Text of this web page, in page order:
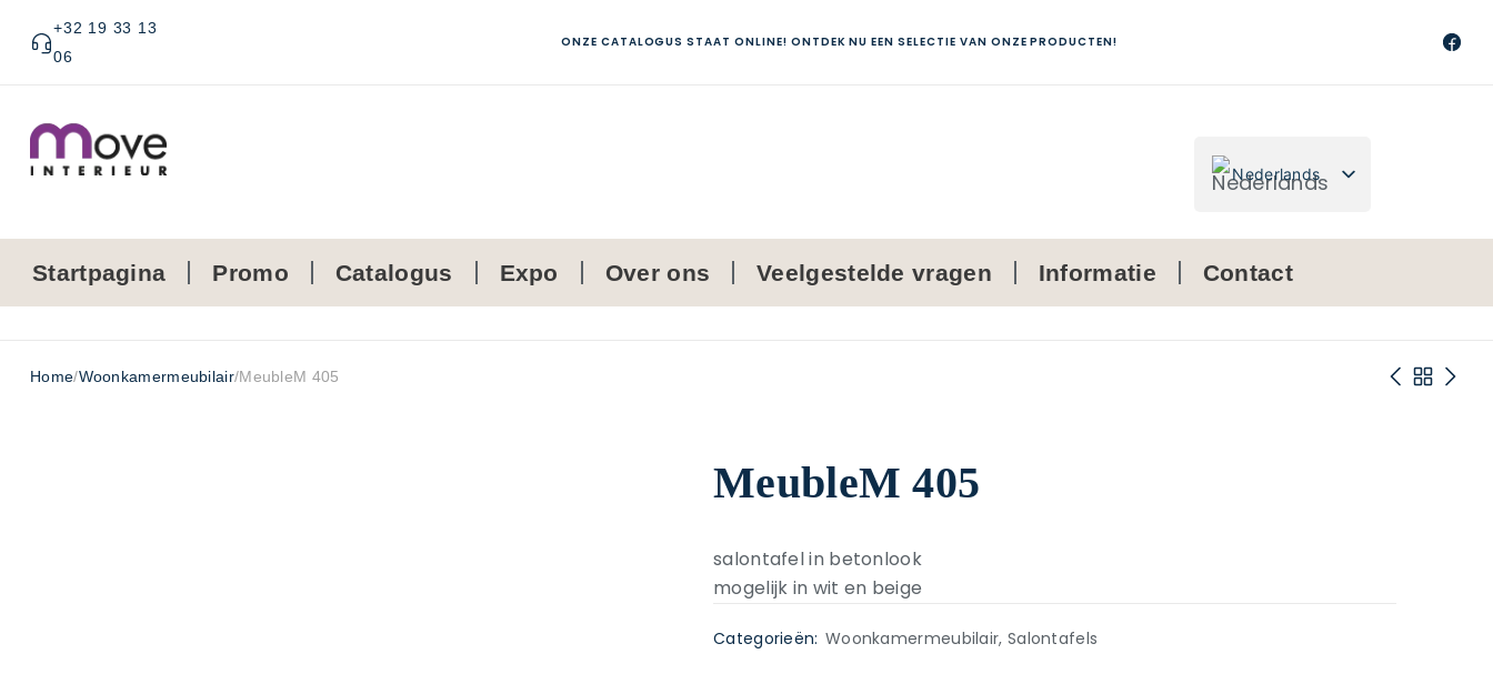
+32 19 33 13
06
ONZE CATALOGUS STAAT ONLINE! ONTDEK NU EEN SELECTIE VAN ONZE PRODUCTEN!
Nederlands
Startpagina Promo Catalogus Expo Over ons Veelgestelde vragen Informatie Contact
Home/Woonkamermeubilair/MeubleM 405
MeubleM 405
salontafel in betonlook
mogelijk in wit en beige
Categorieën: Woonkamermeubilair, Salontafels